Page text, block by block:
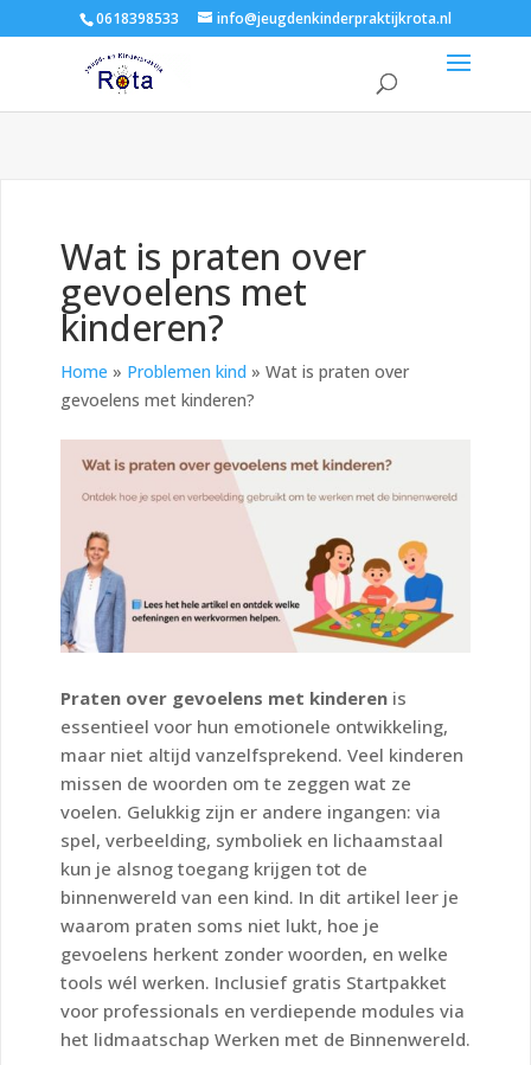
0618398533 info@jeugdenkinderpraktijkrota.nl
Wat is praten over
gevoelens met
kinderen?
Home » Problemen kind » Wat is praten over
gevoelens met kinderen?
Praten over gevoelens met kinderen is
essentieel voor hun emotionele ontwikkeling,
maar niet altijd vanzelfsprekend. Veel kinderen
missen de woorden om te zeggen wat ze
voelen. Gelukkig zijn er andere ingangen: via
spel, verbeelding, symboliek en lichaamstaal
kun je alsnog toegang krijgen tot de
binnenwereld van een kind. In dit artikel leer je
waarom praten soms niet lukt, hoe je
gevoelens herkent zonder woorden, en welke
tools wél werken. Inclusief gratis Startpakket
voor professionals en verdiepende modules via
het lidmaatschap Werken met de Binnenwereld.